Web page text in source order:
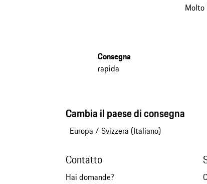
Consegna
rapida
Cambia il paese di consegna
Europa / Svizzera (Italiano)
Contatto
Hai domande?